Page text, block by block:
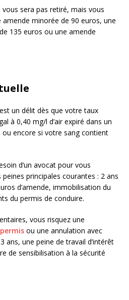
sera pas retiré, mais vous
minorée de 90 euros, une
135 euros ou une amende
un délit dès que votre taux
à 0,40 mg/l d’air expiré dans un
encore si votre sang contient
d’un avocat pour vous
principales courantes : 2 ans
d’amende, immobilisation du
du permis de conduire.
vous risquez une
ou une annulation avec
ans, une peine de travail d’intérêt
de sensibilisation à la sécurité